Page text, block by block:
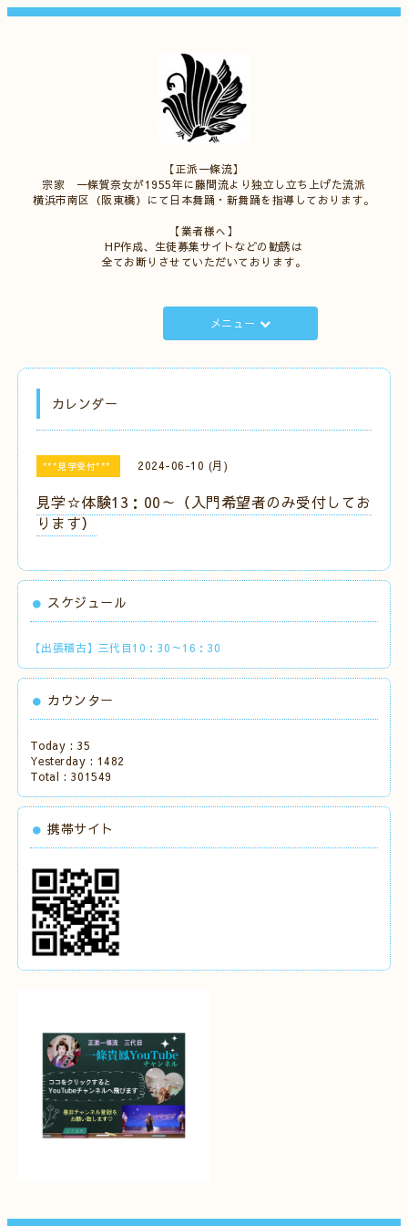
【正派一條流】
宗家 一條賀奈女が1955年に藤間流より独立し立ち上げた流派
横浜市南区（阪東橋）にて日本舞踊・新舞踊を指導しております。
【業者様へ】
HP作成、生徒募集サイトなどの勧誘は
全てお断りさせていただいております。
メニュー
カレンダー
***見学受付*** 2024-06-10 (月)
見学☆体験13：00～（入門希望者のみ受付してお
ります）
スケジュール
【出張稽古】三代目10：30～16：30
カウンター
Today : 35
Yesterday : 1482
Total : 301549
携帯サイト